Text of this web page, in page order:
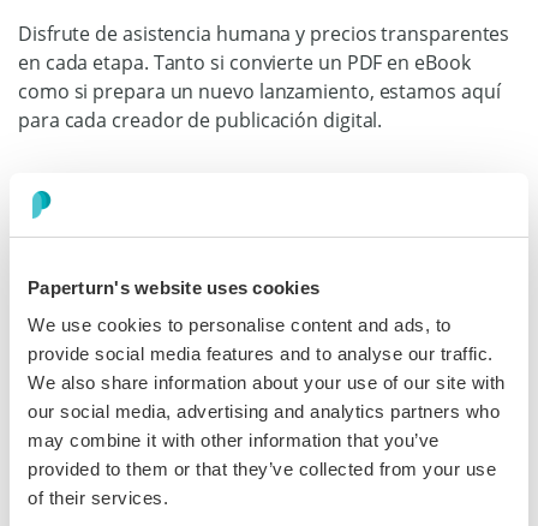
Paperturn's website uses cookies
We use cookies to personalise content and ads, to
provide social media features and to analyse our traffic.
We also share information about your use of our site with
our social media, advertising and analytics partners who
may combine it with other information that you’ve
provided to them or that they’ve collected from your use
of their services.
Disfrute de asistencia humana y precios transparentes
en cada etapa. Tanto si convierte un PDF en eBook
como si prepara un nuevo lanzamiento, estamos aquí
para cada creador de publicación digital.
Dan Cuomo
Vicepresidente de Marketing, Air Partner
“La plataforma de Paperturn es increíblemente intuitiva
y fácil de usar, lo que hace que el proceso de
publicación sea fluido de principio a fin.”